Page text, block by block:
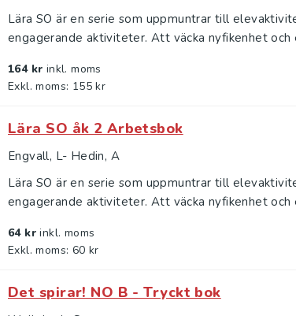
Lära SO är en serie som uppmuntrar till
engagerande aktiviteter. Att väcka nyfikenhet och
164 kr inkl. moms
Exkl. moms: 155 kr
Lära SO åk 2 Arbetsbok
Engvall, L- Hedin, A
Lära SO är en serie som uppmuntrar till
engagerande aktiviteter. Att väcka nyfikenhet och
64 krinkl. moms
Exkl. moms: 60 kr
Det spirar! NO B - Tryckt bok